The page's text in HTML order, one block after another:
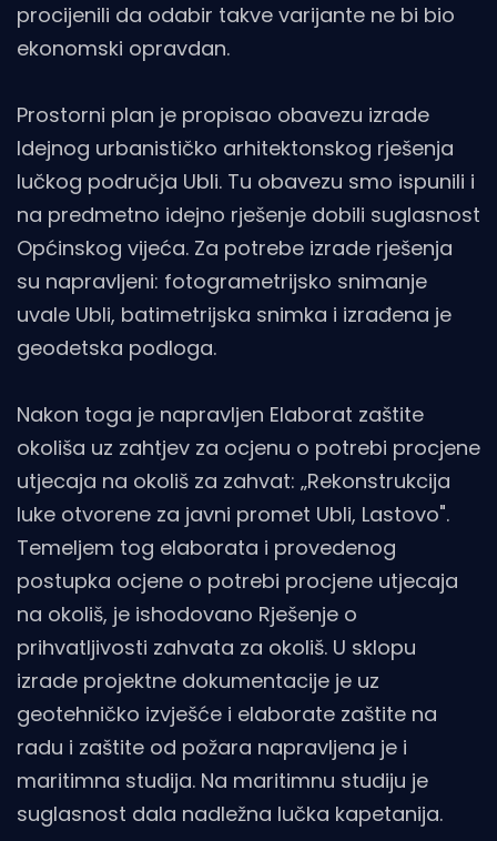
procijenili da odabir takve varijante ne bi bio
ekonomski opravdan.
Prostorni plan je propisao obavezu izrade
Idejnog urbanističko arhitektonskog rješenja
lučkog područja Ubli. Tu obavezu smo ispunili i
na predmetno idejno rješenje dobili suglasnost
Općinskog vijeća. Za potrebe izrade rješenja
su napravljeni: fotogrametrijsko snimanje
uvale Ubli, batimetrijska snimka i izrađena je
geodetska podloga.
Nakon toga je napravljen Elaborat zaštite
okoliša uz zahtjev za ocjenu o potrebi procjene
utjecaja na okoliš za zahvat: „Rekonstrukcija
luke otvorene za javni promet Ubli, Lastovo".
Temeljem tog elaborata i provedenog
postupka ocjene o potrebi procjene utjecaja
na okoliš, je ishodovano Rješenje o
prihvatljivosti zahvata za okoliš. U sklopu
izrade projektne dokumentacije je uz
geotehničko izvješće i elaborate zaštite na
radu i zaštite od požara napravljena je i
maritimna studija. Na maritimnu studiju je
suglasnost dala nadležna lučka kapetanija.